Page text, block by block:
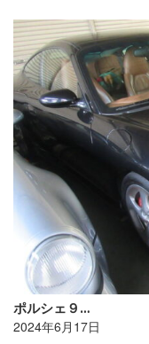
ポルシェ９…
2024年6月17日